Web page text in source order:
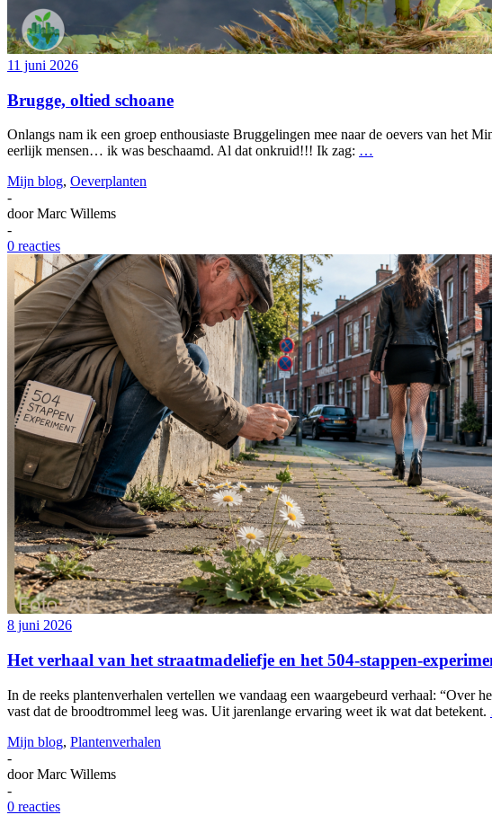
11 juni 2026
Brugge, oltied schoane
Onlangs nam ik een groep enthousiaste Bruggelingen mee naar de oevers van het
eerlijk mensen… ik was beschaamd. Al dat onkruid!!! Ik zag: …
Mijn blog, Oeverplanten
-
doorMarc Willems
-
0 reacties
8 juni 2026
Het verhaal van het straatmadeliefje en het 504-stappen-
In de reeks plantenverhalen vertellen we vandaag een waargebeurd verhaal: “Over
vast dat de broodtrommel leeg was. Uit jarenlange ervaring weet ik wat dat betekent.
Mijn blog, Plantenverhalen
-
doorMarc Willems
-
0 reacties